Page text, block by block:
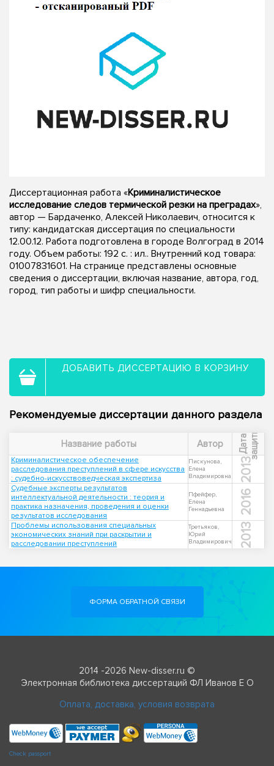
Диссертационная работа «Криминалистическое
исследование следов термической резки на преградах»,
автор — Бардаченко, Алексей Николаевич, относится к
типу: кандидатская диссертация по специальности
12.00.12. Работа подготовлена в городе Волгоград в 2014
году. Объем работы: 192 с. : ил.. Внутренний код товара:
01007831601. На странице представлены основные
сведения о диссертации, включая название, автора, год,
город, тип работы и шифр специальности.
ДОБАВИТЬ ДИССЕРТАЦИЮ В КОРЗИНУ
Рекомендуемые диссертации данного раздела
Название работы Автор Д
а
т
а
з
а
щ
и
т ы
Криминалистическое обеспечение
расследования преступлений в сфере искусства
: судебно-искусствоведческая экспертиза
Пискунова,
Елена
Владимировна
2013
Судебные эксперты результатов
интеллектуальной деятельности : теория и
практика назначения, проведения и оценки
результатов исследования
Пфейфер,
Елена
Геннадьевна
2016
Проблемы использования специальных
экономических знаний при раскрытии и
расследовании преступлений
Третьяков,
Юрий
Владимирович
2013
ФОРМА ОБРАТНОЙ СВЯЗИ
2014 -2026 New-disser.ru ©
Электронная библиотека диссертаций ФЛ Иванов Е О
Оплата, доставка, условия возврата
Check passport